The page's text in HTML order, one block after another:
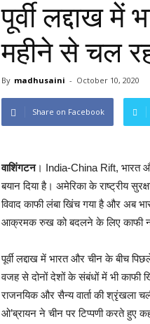
पूर्वी लद्दाख
महीने से चल
By madhusaini - October 10, 2020
Share on Facebook
वाशिंगटन। India-China Rift, भारत
बयान दिया है। अमेरिका के राष्‍ट्रीय
विवाद काफी लंबा खिंच गया है और अब
आक्रमक रुख को बदलने के लिए काफी
पूर्वी लद्दाख में भारत और चीन के बीच
वजह से दोनों देशों के संबंधों में भी काफी
राजनयिक और सैन्‍य वार्ता की श्रृंखला
ओ’ब्रायन ने चीन पर टिप्पणी करते हुए